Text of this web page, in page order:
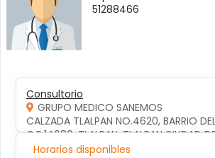
51288466
Consultorio
GRUPO MEDICO SANEMOS
CALZADA TLALPAN NO.4620, BARRIO
C.P.14080, TLALPAN, TLALPAN,CIUDAD
Horarios disponibles